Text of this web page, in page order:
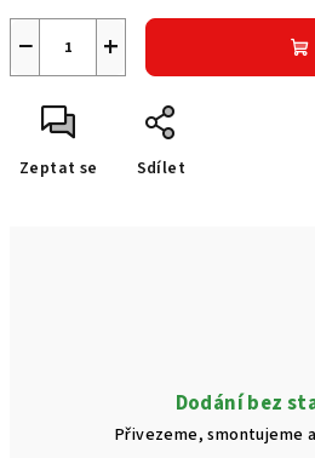
+
−
Zeptat se Sdílet
Dodání bez
Přivezeme, smontujeme